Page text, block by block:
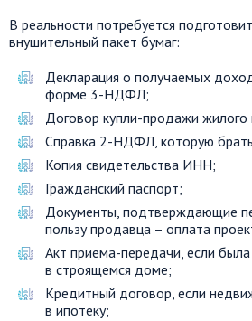
В реальности потребуется
внушительный пакет бумаг:
Декларация о получаемых
форме 3-НДФЛ;
Договор купли-продажи
Справка 2-НДФЛ, которую
Копия свидетельства ИНН;
Гражданский паспорт;
Документы, подтверждающие
пользу продавца – оплата
Акт приема-передачи, если
в строящемся доме;
Кредитный договор, если
в ипотеку;